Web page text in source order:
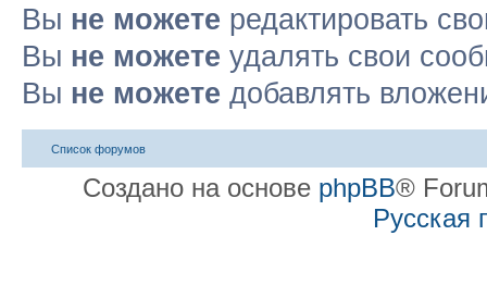
Вы не можете редактировать
Вы не можете удалять свои
Вы не можете добавлять
Список форумов
Создано на основе phpBB®
Русская